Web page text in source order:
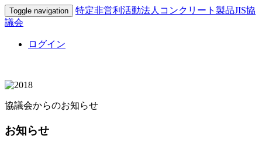
Toggle navigation
特定非営利活動法人コンクリート製品JIS協
議会
ログイン
協議会からのお知らせ
お知らせ